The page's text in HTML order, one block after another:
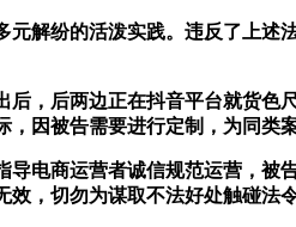
纷的活泼实践。违反了上述
，后两边正在抖音平台就货色
因被告需要进行定制，为同类
电商运营者诚信规范运营，被
，切勿为谋取不法好处触碰法